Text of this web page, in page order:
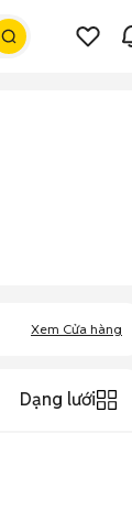
Xem Cửa hàng
Dạng lưới